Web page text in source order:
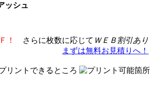
ッシュ
！
さらに枚数に応じて ＷＥＢ割引あり
まずは無料お見積りへ！